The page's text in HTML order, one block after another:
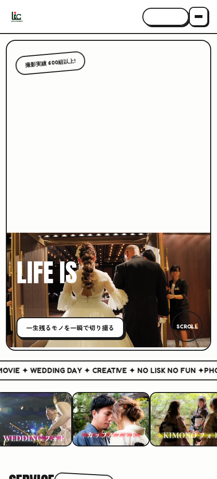
撮影実績 600組以上!
LIFE IS
CREATIVE
一生残るモノを一瞬で切り撮る SCROLL
✦ WEDDING DAY ✦ CREATIVE ✦ NO LISK NO FUN ✦